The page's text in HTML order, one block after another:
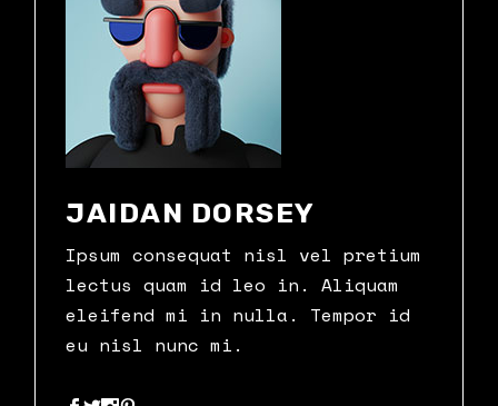
JAIDAN DORSEY
Ipsum consequat nisl vel pretium
lectus quam id leo in. Aliquam
eleifend mi in nulla. Tempor id
eu nisl nunc mi.